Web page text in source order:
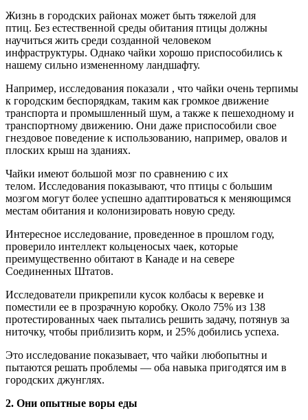
Жизнь в городских районах может быть тяжелой для
птиц. Без естественной среды обитания птицы должны
научиться жить среди созданной человеком
инфраструктуры. Однако чайки хорошо приспособились к
нашему сильно измененному ландшафту.
Например, исследования показали , что чайки очень терпимы
к городским беспорядкам, таким как громкое движение
транспорта и промышленный шум, а также к пешеходному и
транспортному движению. Они даже приспособили свое
гнездовое поведение к использованию, например, овалов и
плоских крыш на зданиях.
Чайки имеют большой мозг по сравнению с их
телом. Исследования показывают, что птицы с большим
мозгом могут более успешно адаптироваться к меняющимся
местам обитания и колонизировать новую среду.
Интересное исследование, проведенное в прошлом году,
проверило интеллект кольценосых чаек, которые
преимущественно обитают в Канаде и на севере
Соединенных Штатов.
Исследователи прикрепили кусок колбасы к веревке и
поместили ее в прозрачную коробку. Около 75% из 138
протестированных чаек пытались решить задачу, потянув за
ниточку, чтобы приблизить корм, и 25% добились успеха.
Это исследование показывает, что чайки любопытны и
пытаются решать проблемы — оба навыка пригодятся им в
городских джунглях.
2. Они опытные воры еды